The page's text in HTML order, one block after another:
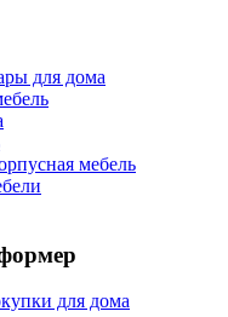
для дома
мебель
для дома